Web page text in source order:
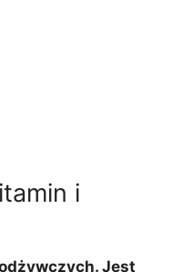
i
Jest